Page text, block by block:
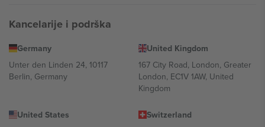
Kancelarije i podrška
Germany
Unter den Linden 24, 10117
Berlin, Germany
United Kingdom
167 City Road, London, Greater
London, EC1V 1AW, United
Kingdom
United States
Switzerland